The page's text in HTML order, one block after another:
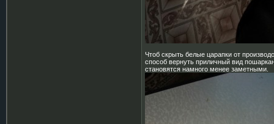
Чтоб скрыть белые царапки от
способ вернуть приличный вид
становятся намного менее заметными.